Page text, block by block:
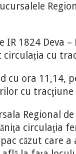
IR 1824 Deva
cu
cu ora 11,14,
cu tracţiune
Regional de
circulaţia
căzut care